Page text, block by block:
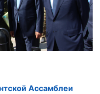
Ассамблеи